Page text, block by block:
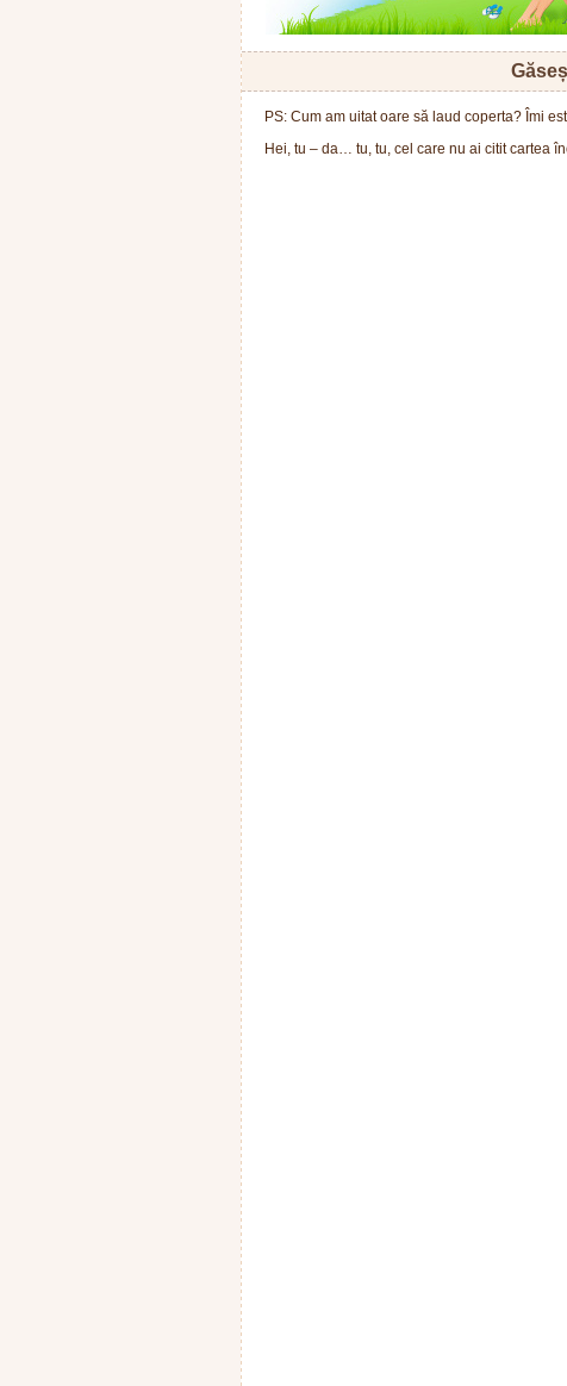
PS: Cum am uitat oare să laud coperta? Îmi
Hei, tu – da… tu, tu, cel care nu ai citit cartea